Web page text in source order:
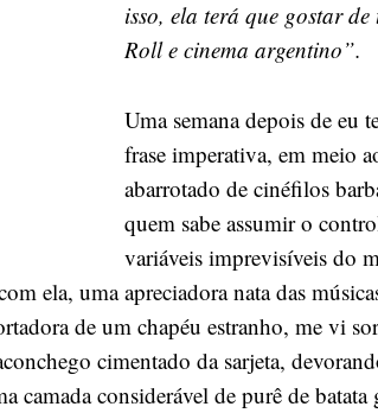
isso, ela terá que gostar de
Roll e cinema argentino”.
Uma semana depois de eu
frase imperativa, em meio
abarrotado de cinéfilos
quem sabe assumir o
variáveis imprevisíveis do
ela, uma apreciadora nata das
de um chapéu estranho, me vi
cimentado da sarjeta,
camada considerável de purê de